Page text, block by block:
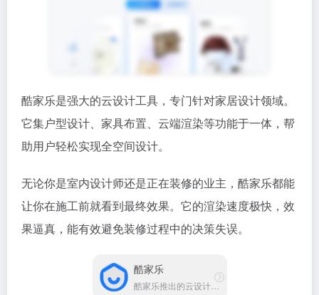
酷家乐是强大的云设计工具，专门针对家居设计领域。
它集户型设计、家具布置、云端渲染等功能于一体，帮
助用户轻松实现全空间设计。
无论你是室内设计师还是正在装修的业主，酷家乐都能
让你在施工前就看到最终效果。它的渲染速度极快，效
果逼真，能有效避免装修过程中的决策失误。
酷家乐
酷家乐推出的云设计工具